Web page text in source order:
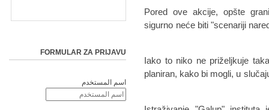
Pored ove akcije, opšte
sigurno neće biti "scenariji
"Iako to niko ne priželjkuje
planiran, kako bi mogli, u
FORMULAR ZA PRIJAVU
اسم المستخدم